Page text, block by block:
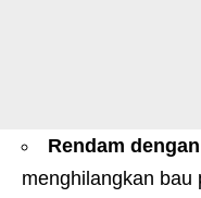
Rendam
menghilangkan bau